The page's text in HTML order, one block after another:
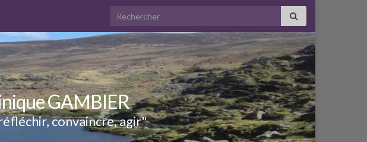
Search for:
GAMBIER
convaincre, agir"